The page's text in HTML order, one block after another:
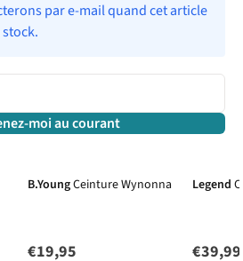
par e-mail quand cet article
moi au courant
B.YoungCeinture Wynonna
€19,95
Legend
€39,99